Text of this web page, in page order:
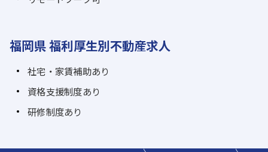
福岡県 福利厚生別不動産求人
社宅・家賃補助あり
資格支援制度あり
研修制度あり